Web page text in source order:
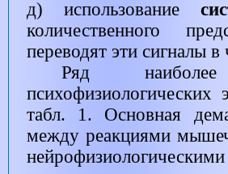
д) использование
количественного
переводят эти сигналы
Ряд
психофизиологических
табл. 1. Основная
между реакциями